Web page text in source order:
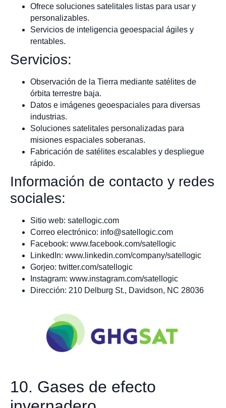
Ofrece soluciones satelitales listas para usar y
personalizables.
Servicios de inteligencia geoespacial ágiles y
rentables.
Servicios:
Observación de la Tierra mediante satélites de
órbita terrestre baja.
Datos e imágenes geoespaciales para diversas
industrias.
Soluciones satelitales personalizadas para
misiones espaciales soberanas.
Fabricación de satélites escalables y despliegue
rápido.
Información de contacto y redes
sociales:
Sitio web: satellogic.com
Correo electrónico: info@satellogic.com
Facebook: www.facebook.com/satellogic
LinkedIn: www.linkedin.com/company/satellogic
Gorjeo: twitter.com/satellogic
Instagram: www.instagram.com/satellogic
Dirección: 210 Delburg St., Davidson, NC 28036
10. Gases de efecto